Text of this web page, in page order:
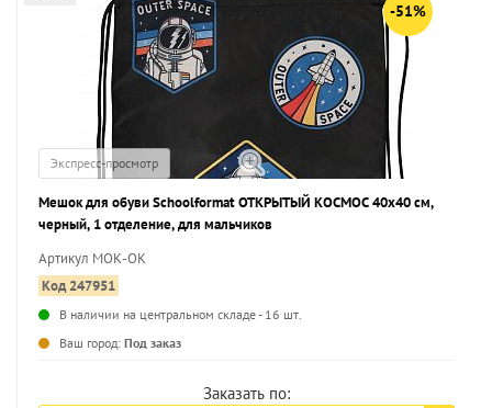
-51%
Экспресс-просмотр
Мешок для обуви Schoolformat ОТКРЫТЫЙ КОСМОС 40x40 см,
черный, 1 отделение, для мальчиков
Артикул МОК-ОК
Код 247951
В наличии на центральном складе - 16 шт.
Ваш город: Под заказ
Заказать по: